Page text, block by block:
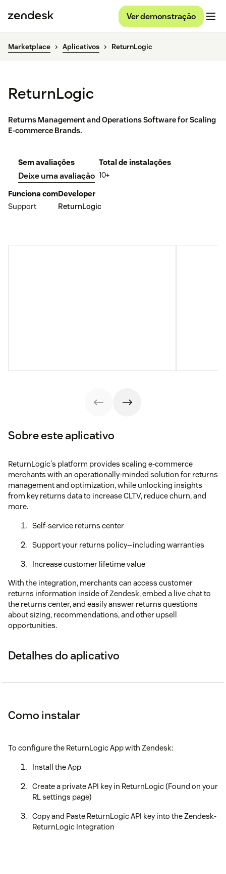
Ver demonstração
Marketplace Aplicativos ReturnLogic
ReturnLogic
Returns Management and Operations Software for Scaling
E-commerce Brands.
Sem avaliações
Deixe uma avaliação
Total de instalações
10+
Funciona com
Support
Developer
ReturnLogic
Sobre este aplicativo
ReturnLogic's platform provides scaling e-commerce
merchants with an operationally-minded solution for returns
management and optimization, while unlocking insights
from key returns data to increase CLTV, reduce churn, and
more.
Self-service returns center
Support your returns policy—including warranties
Increase customer lifetime value
With the integration, merchants can access customer
returns information inside of Zendesk, embed a live chat to
the returns center, and easily answer returns questions
about sizing, recommendations, and other upsell
opportunities.
Detalhes do aplicativo
Como instalar
To configure the ReturnLogic App with Zendesk:
Install the App
Create a private API key in ReturnLogic (Found on your
RL settings page)
Copy and Paste ReturnLogic API key into the Zendesk-
ReturnLogic Integration